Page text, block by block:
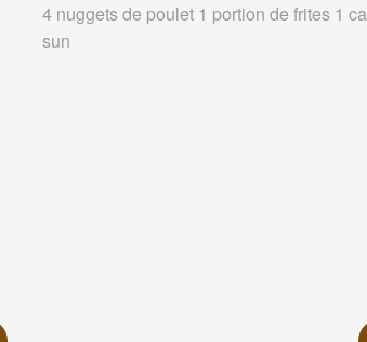
4 nuggets de poulet 1 portion de frites 1
sun